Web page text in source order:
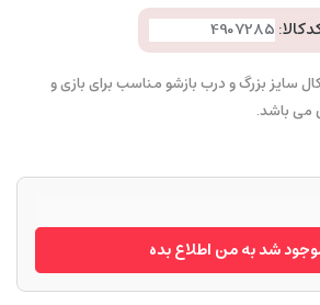
سایز بزرگ و درب بازشو مناسب برای بازی و
می باشد.
شد به من اطلاع بده